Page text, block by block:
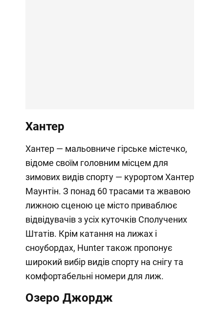
Хантер
Хантер — мальовниче гірське містечко,
відоме своїм головним місцем для
зимових видів спорту — курортом Хантер
Маунтін. З понад 60 трасами та жвавою
лижною сценою це місто приваблює
відвідувачів з усіх куточків Сполучених
Штатів. Крім катання на лижах і
сноубордах, Hunter також пропонує
широкий вибір видів спорту на снігу та
комфортабельні номери для лиж.
Озеро Джордж